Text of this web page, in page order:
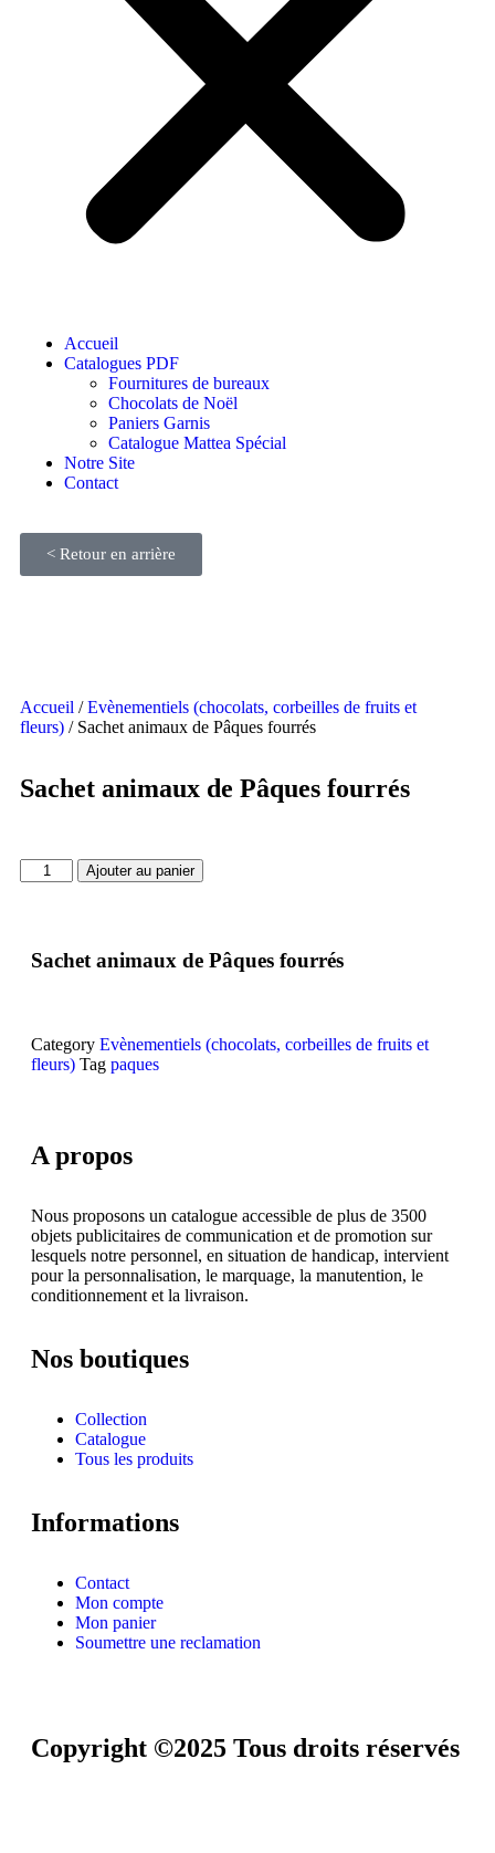
Accueil
Catalogues PDF
Fournitures de bureaux
Chocolats de Noël
Paniers Garnis
Catalogue Mattea Spécial
Notre Site
Contact
< Retour en arrière
Accueil /Evènementiels (chocolats, corbeilles de fruits et
fleurs) / Sachet animaux de Pâques fourrés
Sachet animaux de Pâques fourrés
Ajouter au panier
Sachet animaux de Pâques fourrés
Category Evènementiels (chocolats, corbeilles de fruits et
fleurs) Tag paques
A propos
Nous proposons un catalogue accessible de plus de 3500
objets publicitaires de communication et de promotion sur
lesquels notre personnel, en situation de handicap, intervient
pour la personnalisation, le marquage, la manutention, le
conditionnement et la livraison.
Nos boutiques
Collection
Catalogue
Tous les produits
Informations
Contact
Mon compte
Mon panier
Soumettre une reclamation
Copyright ©2025 Tous droits réservés